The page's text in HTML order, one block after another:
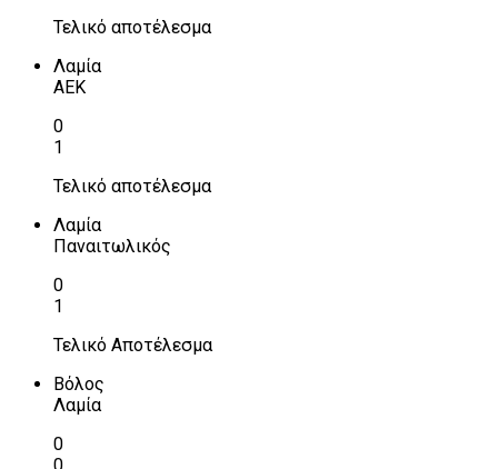
Τελικό αποτέλεσμα
Λαμία
ΑΕΚ
0
1
Τελικό αποτέλεσμα
Λαμία
Παναιτωλικός
0
1
Τελικό Αποτέλεσμα
Βόλος
Λαμία
0